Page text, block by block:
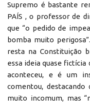
Supremo é bastante
PAÍS , o professor de
que “o pedido de
bomba muito
resta na Constituição
essa ideia quase
aconteceu, e é um
comentou,
muito incomum, mas